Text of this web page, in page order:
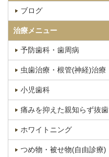
ブログ
治療メニュー
予防歯科・歯周病
虫歯治療・根管(神経)治療
小児歯科
痛みを抑えた親知らず抜歯
ホワイトニング
つめ物・被せ物(自由診療)